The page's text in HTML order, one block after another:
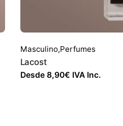
Masculino,Perfumes
Lacost
Desde 8,90€ IVA Inc.